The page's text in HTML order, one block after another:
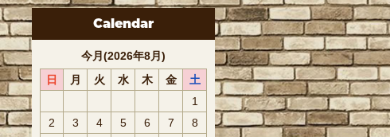
Calendar
今月(2026年8月)
日
月 火 水 木 金
土
1
2
3 4 5 6 7
8